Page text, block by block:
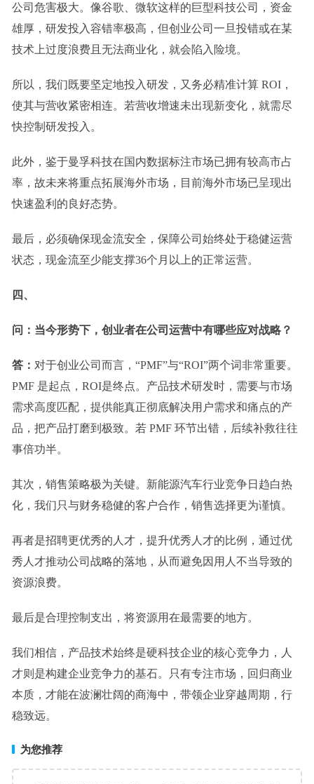
公司危害极大。像谷歌、微软这样的巨型科技公司，资金
雄厚，研发投入容错率极高 ， 但创业公司一旦投错或在某
技术上过度浪费且无法商业化，就会陷入险境。
所以，我们既要坚定地投入研发，又务必精准计算 ROI，
使其与营收紧密相连。 若营收增速未出现新变化，就需尽
快控制研发投入。
此外， 鉴于曼孚科技在国内数据标注市场已拥有较高市占
率， 故未来将重点拓展海外市场，目前海外市场已呈现出
快速盈利的良好态势。
最后，必须确保现金流安全， 保障公司始终处于稳健运营
状态，现金流至少能支撑36个月 以上的正常运营。
四、
问：当今形势下，创业者在公司运营中有哪些应对战略？
答： 对于创业公司而言， “PMF”与“ROI”两个词非常重要。
PMF 是起点，ROI是终点。产品技术研发时， 需要与市场
需求高度匹配， 提供能真正彻底解决用户需求和痛点的产
品，把产品打磨到极致。 若 PMF 环节出错，后续补救往往
事倍功半。
其次，销售策略极为关键。新能源汽车行业竞争日趋白热
化，我们只与财务稳健的客户合作，销售选择更为谨慎。
再者是招聘更优秀的人才，提升优秀人才的比例，通过优
秀人才推动公司战略的落地，从而避免因用人不当导致的
资源浪费。
最后是合理控制支出，将资源用在最需要的地方。
我们相信，产品技术始终是硬科技企业的核心竞争力，人
才则是构建企业竞争力的基石。只有专注市场，回归商业
本质，才能在波澜壮阔的商海中，带领企业穿越周期，行
稳致远。
为您推荐